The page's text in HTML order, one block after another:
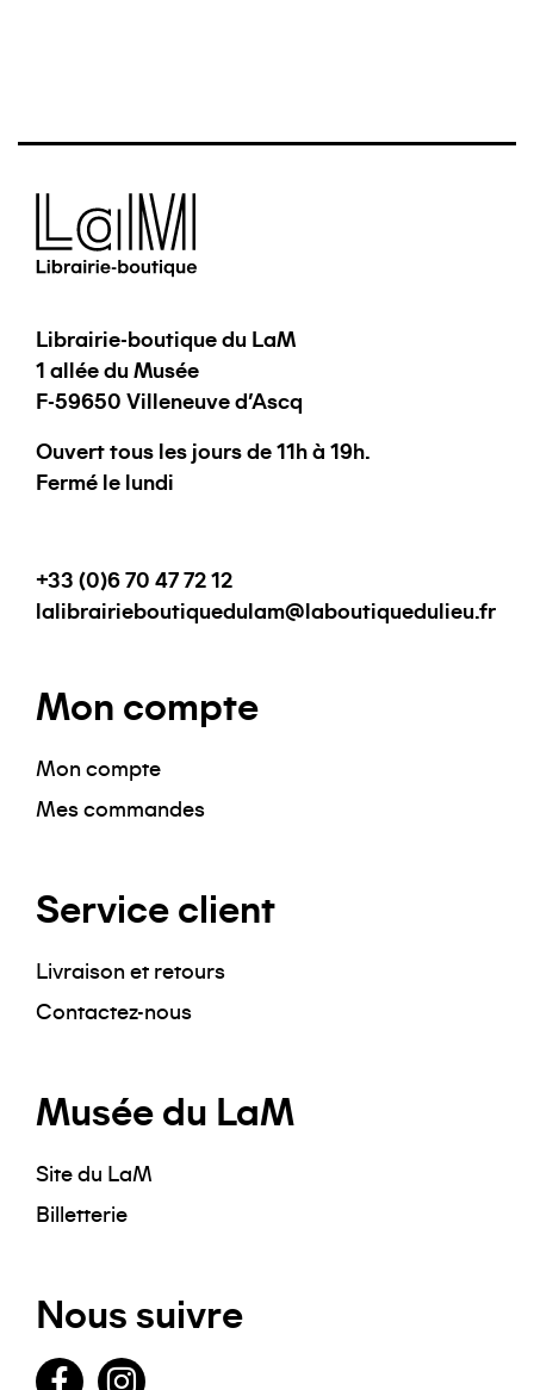
Librairie-boutique du LaM
1 allée du Musée
F-59650 Villeneuve d'Ascq
Ouvert tous les jours de 11h à 19h.
Fermé le lundi
+33 (0)6 70 47 72 12
lalibrairieboutiquedulam@laboutiquedulieu.fr
Mon compte
Mon compte
Mes commandes
Service client
Livraison et retours
Contactez-nous
Musée du LaM
Site du LaM
Billetterie
Nous suivre